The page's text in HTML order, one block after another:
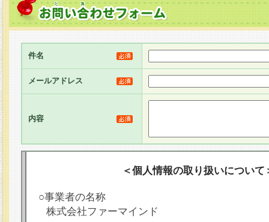
件名
メールアドレス
内容
＜個人情報の取り扱いについて
○事業者の名称
株式会社ファーマインド